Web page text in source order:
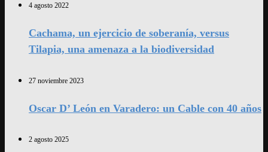
4 agosto 2022
Cachama, un ejercicio de soberanía, versus
Tilapia, una amenaza a la biodiversidad
27 noviembre 2023
Oscar D’ León en Varadero: un Cable con 40 años
2 agosto 2025